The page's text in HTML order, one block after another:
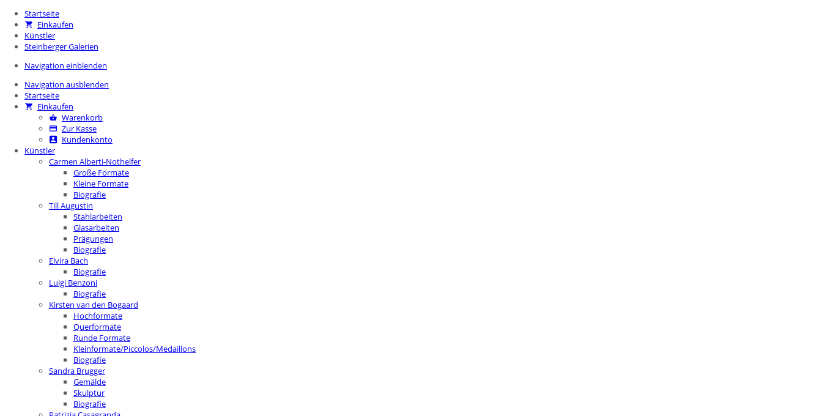
Startseite
Einkaufen
Künstler
Steinberger Galerien
Navigation einblenden
Navigation ausblenden
Startseite
Einkaufen
Warenkorb
Zur Kasse
Kundenkonto
Künstler
Carmen Alberti-Nothelfer
Große Formate
Kleine Formate
Biografie
Till Augustin
Stahlarbeiten
Glasarbeiten
Prägungen
Biografie
Elvira Bach
Biografie
Luigi Benzoni
Biografie
Kirsten van den Bogaard
Hochformate
Querformate
Runde Formate
Kleinformate/Piccolos/Medaillons
Biografie
Sandra Brugger
Gemälde
Skulptur
Biografie